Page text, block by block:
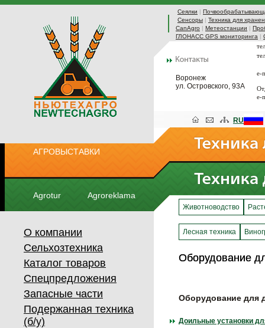
Сеялки |
Сенсоры | Техника для
CanAgro | Метеостанции |
ГЛОНАСС GPS мониторинга |
Воронеж
ул. Островского, 93А
e-
e-
АГРОВЫСТАВКИ
Agrotur Agroreklama
RU
О компании
Сельхозтехника
Каталог товаров
Спецпредложения
Запасные части
Подержанная техника
(б/у)
Животноводство
Лесная техника
Оборудование
Оборудование
Оборудование для
Доильные установки